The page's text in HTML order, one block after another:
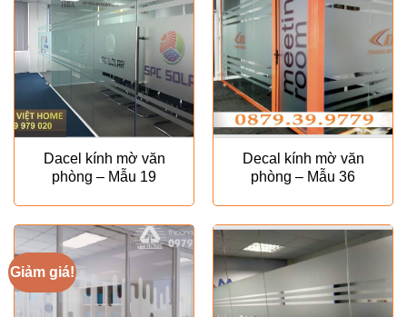
Dacel kính mờ văn
phòng – Mẫu 19
Decal kính mờ văn
phòng – Mẫu 36
Giảm giá!